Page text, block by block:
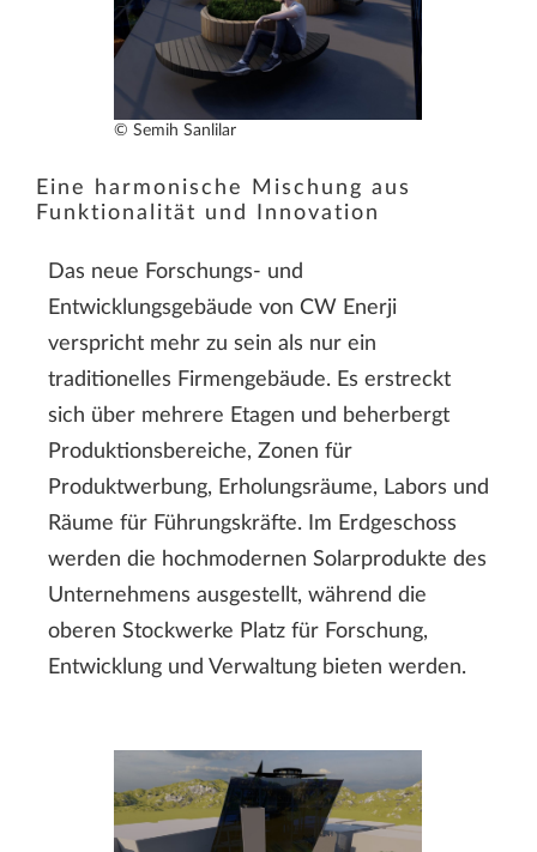
© Semih Sanlilar
Eine harmonische Mischung aus
Funktionalität und Innovation
Das neue Forschungs- und
Entwicklungsgebäude von CW Enerji
verspricht mehr zu sein als nur ein
traditionelles Firmengebäude. Es erstreckt
sich über mehrere Etagen und beherbergt
Produktionsbereiche, Zonen für
Produktwerbung, Erholungsräume, Labors und
Räume für Führungskräfte. Im Erdgeschoss
werden die hochmodernen Solarprodukte des
Unternehmens ausgestellt, während die
oberen Stockwerke Platz für Forschung,
Entwicklung und Verwaltung bieten werden.